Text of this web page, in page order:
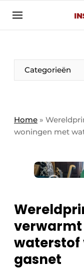
Aanmelden
Banner
Bedrijven
Contact
Evenement
Meest
Podcasts
Privacy /
Vacature
Vacatures
Categorieën
Panelgesprek
HVAC
Sanitair
Home »
woningen met
verwarmt
waterstof
gasnet